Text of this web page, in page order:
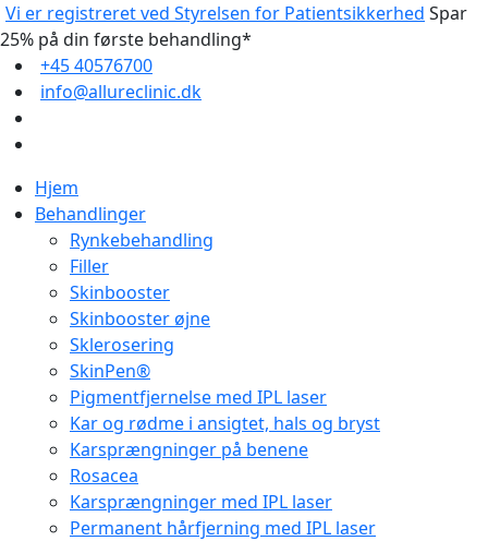
Vi er registreret ved Styrelsen for Patientsikkerhed Spar
25% på din første behandling*
+45 40576700
info@allureclinic.dk
Hjem
Behandlinger
Rynkebehandling
Filler
Skinbooster
Skinbooster øjne
Sklerosering
SkinPen®
Pigmentfjernelse med IPL laser
Kar og rødme i ansigtet, hals og bryst
Karsprængninger på benene
Rosacea
Karsprængninger med IPL laser
Permanent hårfjerning med IPL laser